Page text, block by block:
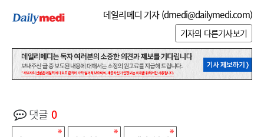
데일리메디 기자 (dmedi@dailymedi.com)
기자의 다른기사보기
댓글 0